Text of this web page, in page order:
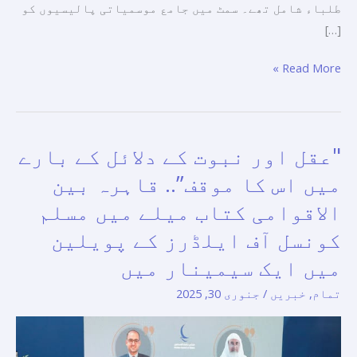
طلباء شامل تھے۔ سمٹ میں جامع موسمیاتی پالیسیوں کو
[…]
Read More »
"عقل اور نبوت کے دلائل کے بارے
میں اس کا موقف”.. قاہرہ بین
الاقوامی کتاب میلے میں مسلم
کونسل آف ایلڈرز کے پویلین
میں ایک سیمینار میں
تمام, خبریں / جنوری 30, 2025
"عقل
نبوت
دلائل
بارے
میں